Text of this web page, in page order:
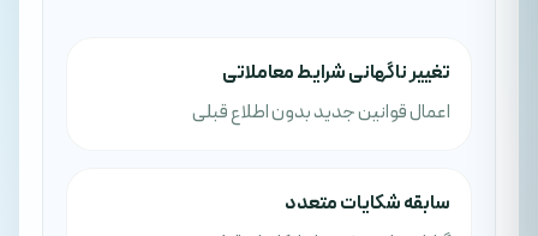
تغییر ناگهانی شرایط معاملاتی
اعمال قوانین جدید بدون اطلاع قبلی
سابقه شکایات متعدد